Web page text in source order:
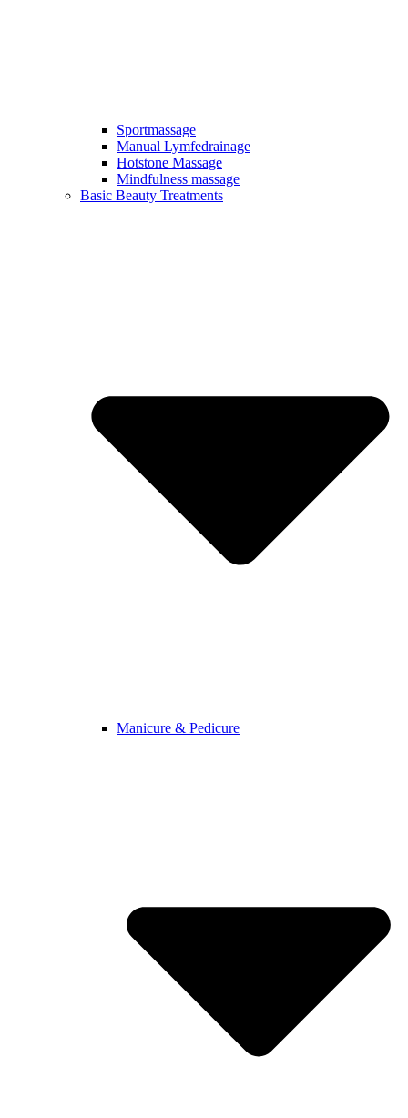
Sportmassage
Manual Lymfedrainage
Hotstone Massage
Mindfulness massage
Basic Beauty Treatments
Manicure & Pedicure